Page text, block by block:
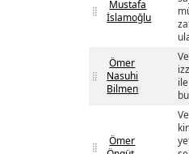
Mustafa
İslamoğlu
Ömer
Nasuhi
Bilmen
Ömer